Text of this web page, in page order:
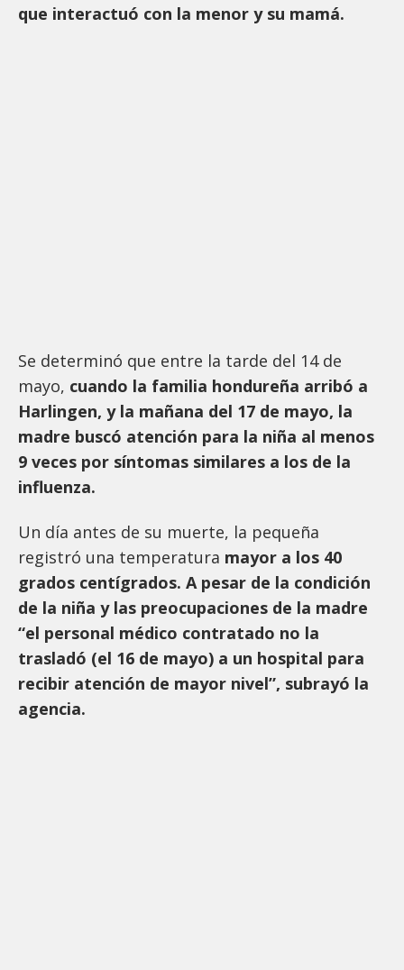
que interactuó con la menor y su mamá.
Se determinó que entre la tarde del 14 de
mayo, cuando la familia hondureña arribó a
Harlingen, y la mañana del 17 de mayo, la
madre buscó atención para la niña al menos
9 veces por síntomas similares a los de la
influenza.
Un día antes de su muerte, la pequeña
registró una temperatura mayor a los 40
grados centígrados. A pesar de la condición
de la niña y las preocupaciones de la madre
“el personal médico contratado no la
trasladó (el 16 de mayo) a un hospital para
recibir atención de mayor nivel”, subrayó la
agencia.